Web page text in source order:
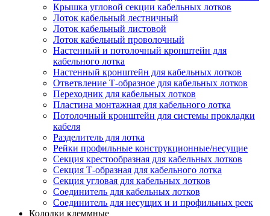
Крышка угловой секции кабельных лотков
Лоток кабельный лестничный
Лоток кабельный листовой
Лоток кабельный проволочный
Настенный и потолочный кронштейн для
кабельного лотка
Настенный кронштейн для кабельных лотков
Ответвление Т-образное для кабельных лотков
Переходник для кабельных лотков
Пластина монтажная для кабельного лотка
Потолочный кронштейн для системы прокладки
кабеля
Разделитель для лотка
Рейки профильные конструкционные/несущие
Секция крестообразная для кабельных лотков
Секция Т-образная для кабельного лотка
Секция угловая для кабельных лотков
Соединитель для кабельных лотков
Соединитель для несущих и и профильных реек
Колодки клеммные